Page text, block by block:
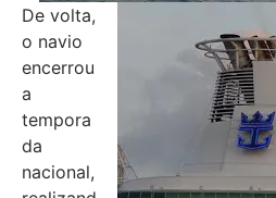
De volta,
o navio
encerrou
a
tempora
da
nacional,